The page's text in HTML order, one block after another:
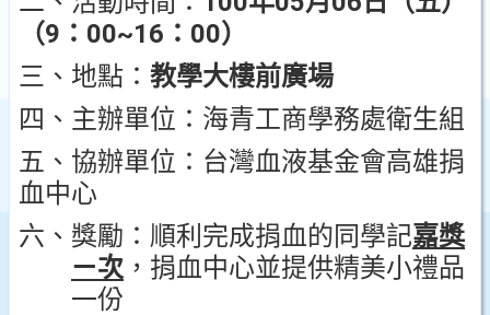
（9 ： 00~16 ： 00）
三、地點： 教學大樓前廣場
四、主辦單位：海青工商學務處衛生組
五、協辦單位：台灣血液基金會高雄捐
血中心
六、獎勵：順利完成捐血的同學記嘉獎
ㄧ次 ，捐血中心並提供精美小禮品
一份